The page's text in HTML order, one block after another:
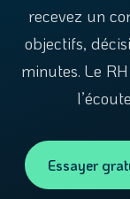
recevez un
objectifs,
minutes. Le
Essayer